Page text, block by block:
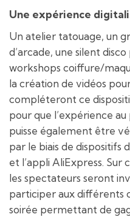
Une expérience
Un atelier tatouage, un
d’arcade, une silent
workshops coiffure/
la création de vidéos
compléteront ce
pour que l’expérience
puisse également être
par le biais de dispositifs
et l’appli AliExpress.
les spectateurs seront
participer aux différents
soirée permettant de